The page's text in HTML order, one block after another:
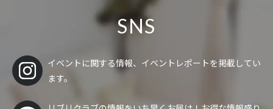
SNS
イベントに関する情報、イベントレポートを掲載してい
ます。